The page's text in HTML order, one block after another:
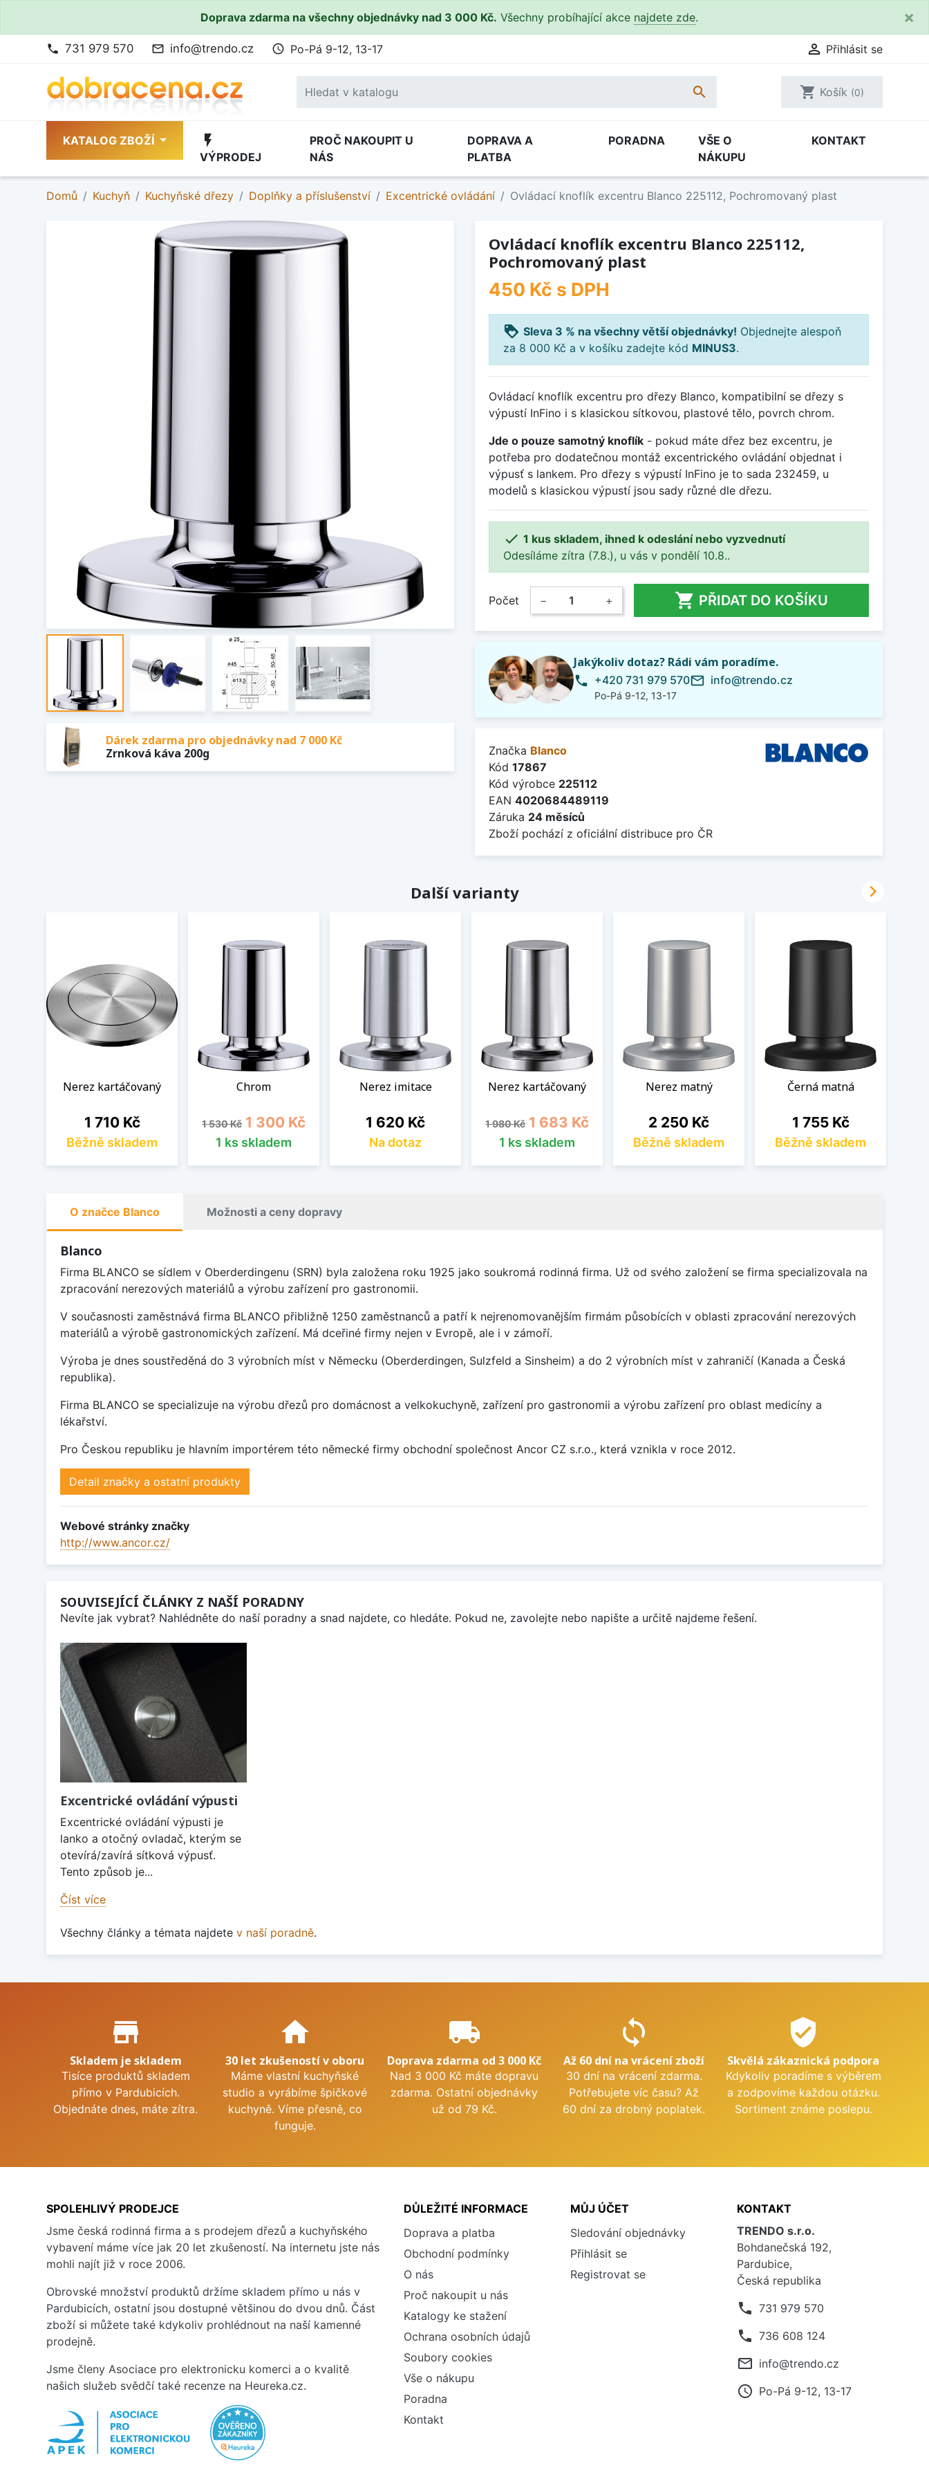
Doprava zdarma na všechny objednávky nad 3 000 Kč. Všechny probíhající akce najdete zde. ×
phone 731 979 570 mail_outline info@trendo.cz access_time Po-Pá 9-12, 13-17  Přihlásit se
 shopping_cart Košík (0)
KATALOG ZBOŽÍ flash_on
VÝPRODEJ
PROČ NAKOUPIT U
NÁS
DOPRAVA A
PLATBA
PORADNA
VŠE O
NÁKUPU
KONTAKT
Domů Kuchyň Kuchyňské dřezy Doplňky a příslušenství Excentrické ovládání Ovládací knoflík excentru Blanco 225112, Pochromovaný plast
Dárek zdarma pro objednávky nad 7 000 Kč
Zrnková káva 200g
Ovládací knoflík excentru Blanco 225112,
Pochromovaný plast
450 Kč s DPH
loyalty Sleva 3 % na všechny větší objednávky! Objednejte alespoň
za 8 000 Kč a v košíku zadejte kód MINUS3.
Ovládací knoflík excentru pro dřezy Blanco, kompatibilní se dřezy s
výpustí InFino i s klasickou sítkovou, plastové tělo, povrch chrom.
Jde o pouze samotný knoflík - pokud máte dřez bez excentru, je
potřeba pro dodatečnou montáž excentrického ovládání objednat i
výpusť s lankem. Pro dřezy s výpustí InFino je to sada 232459, u
modelů s klasickou výpustí jsou sady různé dle dřezu.
 1 kus skladem, ihned k odeslání nebo vyzvednutí
Odesíláme zítra (7.8.), u vás v pondělí 10.8..
Počet − +  PŘIDAT DO KOŠÍKU
Jakýkoliv dotaz? Rádi vám poradíme.
phone +420 731 979 570
Po-Pá 9-12, 13-17
mail_outline info@trendo.cz
Značka Blanco
Kód 17867
Kód výrobce 225112
EAN 4020684489119
Záruka 24 měsíců
Zboží pochází z oficiální distribuce pro ČR
Další varianty
Nerez kartáčovaný
Cena
1 710 Kč
Běžně skladem
Chrom
Běžná cena
1 530 Kč Cena
1 300 Kč
1 ks skladem
Nerez imitace
Cena
1 620 Kč
Na dotaz
Nerez kartáčovaný
Běžná cena
1 980 Kč Cena
1 683 Kč
1 ks skladem
Nerez matný
Cena
2 250 Kč
Běžně skladem
Černá matná
Cena
1 755 Kč
Běžně skladem

O značce Blanco Možnosti a ceny dopravy
Blanco
Firma BLANCO se sídlem v Oberderdingenu (SRN) byla založena roku 1925 jako soukromá rodinná firma. Už od svého založení se firma specializovala na
zpracování nerezových materiálů a výrobu zařízení pro gastronomii.
V současnosti zaměstnává firma BLANCO přibližně 1250 zaměstnanců a patří k nejrenomovanějším firmám působících v oblasti zpracování nerezových
materiálů a výrobě gastronomických zařízení. Má dceřiné firmy nejen v Evropě, ale i v zámoří.
Výroba je dnes soustředěná do 3 výrobních míst v Německu (Oberderdingen, Sulzfeld a Sinsheim) a do 2 výrobních míst v zahraničí (Kanada a Česká
republika).
Firma BLANCO se specializuje na výrobu dřezů pro domácnost a velkokuchyně, zařízení pro gastronomii a výrobu zařízení pro oblast medicíny a
lékařství.
Pro Českou republiku je hlavním importérem této německé firmy obchodní společnost Ancor CZ s.r.o., která vznikla v roce 2012.
Detail značky a ostatní produkty
Webové stránky značky
http://www.ancor.cz/
SOUVISEJÍCÍ ČLÁNKY Z NAŠÍ PORADNY
Nevíte jak vybrat? Nahlédněte do naší poradny a snad najdete, co hledáte. Pokud ne, zavolejte nebo napište a určitě najdeme řešení.
Excentrické ovládání výpusti
Excentrické ovládání výpusti je
lanko a otočný ovladač, kterým se
otevírá/zavírá sítková výpusť.
Tento způsob je...
Číst více
Všechny články a témata najdete v naší poradně.
Proč nakupovat u nás?
store_mall_directory
Skladem je skladem
Tisíce produktů skladem
přímo v Pardubicích.
Objednáte dnes, máte zítra.
home
30 let zkušeností v oboru
Máme vlastní kuchyňské
studio a vyrábíme špičkové
kuchyně. Víme přesně, co
funguje.
local_shipping
Doprava zdarma od 3 000 Kč
Nad 3 000 Kč máte dopravu
zdarma. Ostatní objednávky
už od 79 Kč.
sync
Až 60 dní na vrácení zboží
30 dní na vrácení zdarma.
Potřebujete víc času? Až
60 dní za drobný poplatek.
verified_user
Skvělá zákaznická podpora
Kdykoliv poradíme s výběrem
a zodpovíme každou otázku.
Sortiment známe poslepu.
SPOLEHLIVÝ PRODEJCE
Jsme česká rodinná firma a s prodejem dřezů a kuchyňského
vybavení máme více jak 20 let zkušeností. Na internetu jste nás
mohli najít již v roce 2006.
Obrovské množství produktů držíme skladem přímo u nás v
Pardubicích, ostatní jsou dostupné většinou do dvou dnů. Část
zboží si můžete také kdykoliv prohlédnout na naší kamenné
prodejně.
Jsme členy Asociace pro elektronicku komerci a o kvalitě
našich služeb svědčí také recenze na Heureka.cz.
DŮLEŽITÉ INFORMACE
Doprava a platba
Obchodní podmínky
O nás
Proč nakoupit u nás
Katalogy ke stažení
Ochrana osobních údajů
Soubory cookies
Vše o nákupu
Poradna
Kontakt
MŮJ ÚČET
Sledování objednávky
Přihlásit se
Registrovat se
KONTAKT
TRENDO s.r.o.
Bohdanečská 192,
Pardubice,
Česká republika
phone 731 979 570
phone 736 608 124
mail_outline info@trendo.cz
access_time Po-Pá 9-12, 13-17